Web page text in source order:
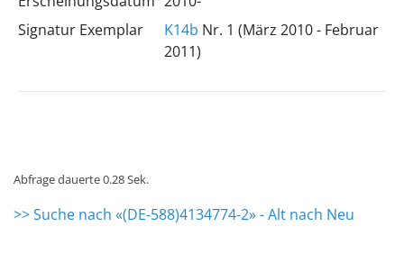
Signatur Exemplar
K14b Nr. 1 (März 2010 - Februar
2011)
Abfrage dauerte 0.28 Sek.
>> Suche nach «(DE-588)4134774-2» - Alt nach Neu